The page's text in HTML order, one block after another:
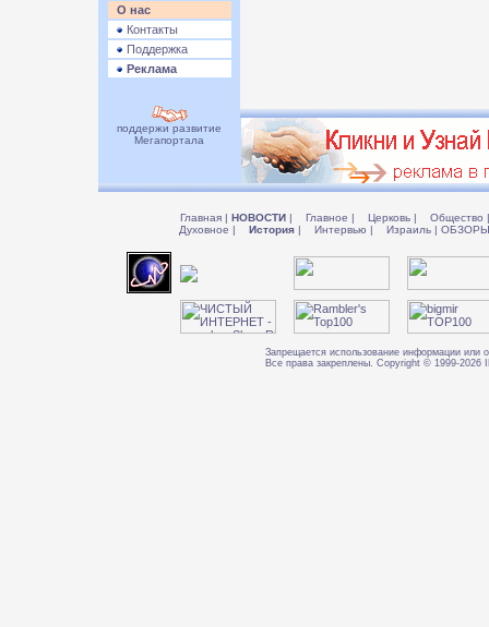
О нас
Контакты
Поддержка
Реклама
поддержи развитие
Мегапортала
Главная | НОВОСТИ | Главное | Церковь | Общество |
Духовное | История | Интервью | Израиль |
Запрещается использование информации или
Все права закреплены. Copyright © 1999-